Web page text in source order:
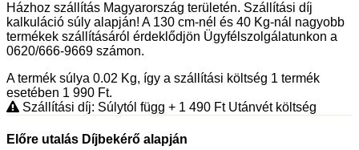
Házhoz szállítás Magyarország területén. Szállítási díj
kalkuláció súly alapján! A 130 cm-nél és 40 Kg-nál nagyobb
termékek szállításáról érdeklődjön Ügyfélszolgálatunkon a
0620/666-9669 számon.
A termék súlya 0.02 Kg, így a szállítási költség 1 termék
esetében 1 990 Ft.
Szállítási díj: Súlytól függ + 1 490 FtUtánvét költség
Előre utalás Díjbekérő alapján